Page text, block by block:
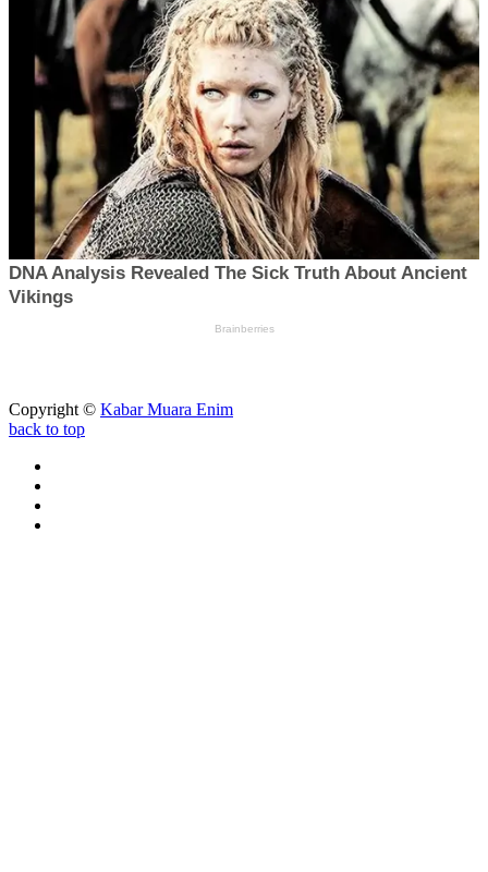
Copyright © Kabar Muara Enim
back to top